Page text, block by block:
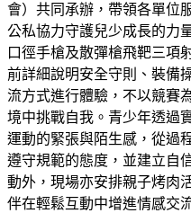
會）共同承辦，帶領各單位
公私協力守護兒少成長的力
口徑手槍及散彈槍飛靶三項
前詳細說明安全守則、裝備
流方式進行體驗，不以競賽
境中挑戰自我。青少年透過
運動的緊張與陌生感，從過
遵守規範的態度，並建立自
動外，現場亦安排親子烤肉
伴在輕鬆互動中增進情感交